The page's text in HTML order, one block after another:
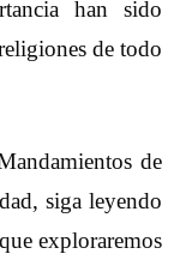
han sido
de todo
de
siga leyendo
exploraremos